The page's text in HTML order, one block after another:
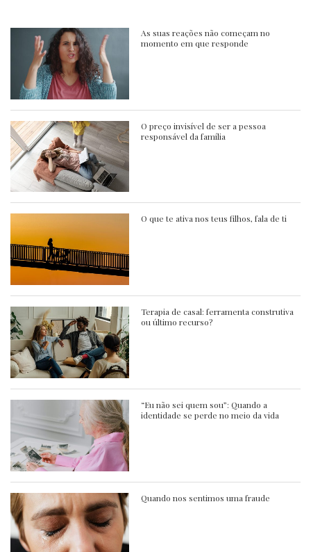
As suas reações não começam no
momento em que responde
O preço invisível de ser a pessoa
responsável da família
O que te ativa nos teus filhos, fala de ti
Terapia de casal: ferramenta construtiva
ou último recurso?
“Eu não sei quem sou”: Quando a
identidade se perde no meio da vida
Quando nos sentimos uma fraude